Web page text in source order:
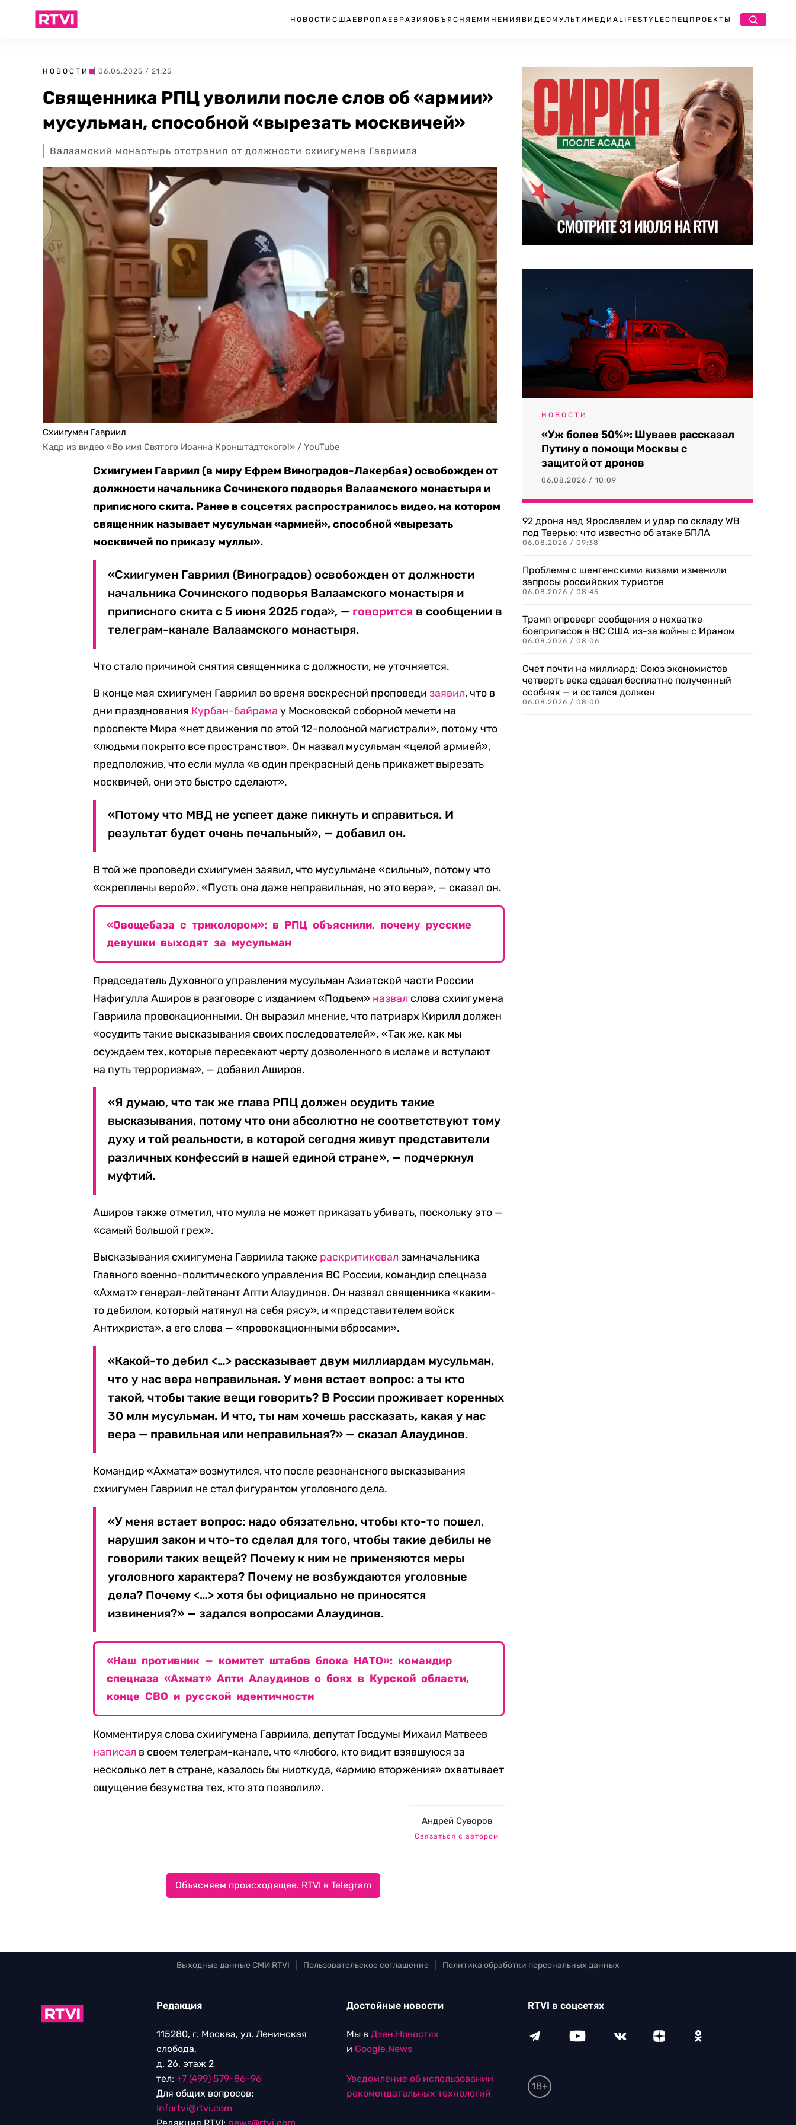
НОВОСТИ США ЕВРОПА ЕВРАЗИЯ ОБЪЯСНЯЕМ МНЕНИЯ ВИДЕО МУЛЬТИМЕДИА LIFESTYLEСПЕЦПРОЕКТЫ
НОВОСТИ | 06.06.2025 / 21:25
Священника РПЦ уволили после слов об «армии»
мусульман, способной «вырезать москвичей»
Валаамский монастырь отстранил от должности схиигумена Гавриила
Схиигумен Гавриил
Кадр из видео «Во имя Святого Иоанна Кронштадтского!» / YouTube
Схиигумен Гавриил (в миру Ефрем Виноградов-Лакербая) освобожден от
должности начальника Сочинского подворья Валаамского монастыря и
приписного скита. Ранее в соцсетях распространилось видео, на котором
священник называет мусульман «армией», способной «вырезать
москвичей по приказу муллы».
«Схиигумен Гавриил (Виноградов) освобожден от должности
начальника Сочинского подворья Валаамского монастыря и
приписного скита с 5 июня 2025 года», — говорится в сообщении в
телеграм-канале Валаамского монастыря.
Что стало причиной снятия священника с должности, не уточняется.
В конце мая схиигумен Гавриил во время воскресной проповедизаявил, что в
дни празднования Курбан-байрама у Московской соборной мечети на
проспекте Мира «нет движения по этой 12-полосной магистрали», потому что
«людьми покрыто все пространство». Он назвал мусульман «целой армией»,
предположив, что если мулла «в один прекрасный день прикажет вырезать
москвичей, они это быстро сделают».
«Потому что МВД не успеет даже пикнуть и справиться. И
результат будет очень печальный», — добавил он.
В той же проповеди схиигумен заявил, что мусульмане «сильны», потому что
«скреплены верой». «Пусть она даже неправильная, но это вера», — сказал он.
«Овощебаза с триколором»: в РПЦ объяснили, почему русские
девушки выходят за мусульман
Председатель Духовного управления мусульман Азиатской части России
Нафигулла Аширов в разговоре с изданием «Подъем» назвал слова схиигумена
Гавриила провокационными. Он выразил мнение, что патриарх Кирилл должен
«осудить такие высказывания своих последователей». «Так же, как мы
осуждаем тех, которые пересекают черту дозволенного в исламе и вступают
на путь терроризма», — добавил Аширов.
«Я думаю, что так же глава РПЦ должен осудить такие
высказывания, потому что они абсолютно не соответствуют тому
духу и той реальности, в которой сегодня живут представители
различных конфессий в нашей единой стране», — подчеркнул
муфтий.
Аширов также отметил, что мулла не может приказать убивать, поскольку это —
«самый большой грех».
Высказывания схиигумена Гавриила также раскритиковал замначальника
Главного военно-политического управления ВС России, командир спецназа
«Ахмат» генерал-лейтенант Апти Алаудинов. Он назвал священника «каким-
то дебилом, который натянул на себя рясу», и «представителем войск
Антихриста», а его слова — «провокационными вбросами».
«Какой-то дебил <…> рассказывает двум миллиардам мусульман,
что у нас вера неправильная. У меня встает вопрос: а ты кто
такой, чтобы такие вещи говорить? В России проживает коренных
30 млн мусульман. И что, ты нам хочешь рассказать, какая у нас
вера — правильная или неправильная?» — сказал Алаудинов.
Командир «Ахмата» возмутился, что после резонансного высказывания
схиигумен Гавриил не стал фигурантом уголовного дела.
«У меня встает вопрос: надо обязательно, чтобы кто-то пошел,
нарушил закон и что-то сделал для того, чтобы такие дебилы не
говорили таких вещей? Почему к ним не применяются меры
уголовного характера? Почему не возбуждаются уголовные
дела? Почему <…> хотя бы официально не приносятся
извинения?» — задался вопросами Алаудинов.
«Наш противник — комитет штабов блока НАТО»: командир
спецназа «Ахмат» Апти Алаудинов о боях в Курской области,
конце СВО и русской идентичности
Комментируя слова схиигумена Гавриила, депутат Госдумы Михаил Матвеев
написал в своем телеграм-канале, что «любого, кто видит взявшуюся за
несколько лет в стране, казалось бы ниоткуда, «армию вторжения» охватывает
ощущение безумства тех, кто это позволил».
Андрей Суворов
Связаться с автором
Объясняем происходящее. RTVI в Telegram
НОВОСТИ
«Уж более 50%»: Шуваев рассказал
Путину о помощи Москвы с
защитой от дронов
06.08.2026 / 10:09
92 дрона над Ярославлем и удар по складу WB
под Тверью: что известно об атаке БПЛА
06.08.2026 / 09:38
Проблемы с шенгенскими визами изменили
запросы российских туристов
06.08.2026 / 08:45
Трамп опроверг сообщения о нехватке
боеприпасов в ВС США из-за войны с Ираном
06.08.2026 / 08:06
Счет почти на миллиард: Союз экономистов
четверть века сдавал бесплатно полученный
особняк — и остался должен
06.08.2026 / 08:00
Выходные данные СМИ RTVI Пользовательское соглашение Политика обработки персональных данных
Редакция
115280, г. Москва, ул. Ленинская
слобода,
д. 26, этаж 2
тел: +7 (499) 579-86-96
Для общих вопросов:
Infortvi@rtvi.com
Достойные новости
Мы в Дзен.Новостях
и Google.News
Уведомление об использовании
рекомендательных технологий
RTVI в соцсетях
18+